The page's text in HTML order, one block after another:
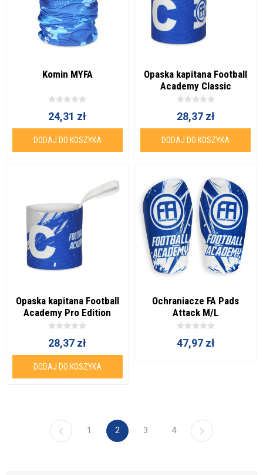
Komin MYFA
24,31 zł
DODAJ DO KOSZYKA
Opaska kapitana Football
Academy Classic
28,37 zł
DODAJ DO KOSZYKA
Opaska kapitana Football
Academy Pro Edition
28,37 zł
DODAJ DO KOSZYKA
Ochraniacze FA Pads
Attack M/L
47,97 zł
1 2 3 4